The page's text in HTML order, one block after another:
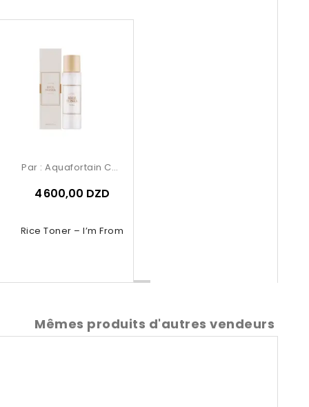
Rice Toner – I’m From
Par : Aquafortain Cosmetics
4 600,00 DZD
Mêmes produits d'autres vendeurs